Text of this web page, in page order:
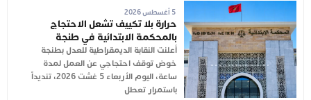
5 أغسطس 2026
حرارة بلا تكييف تشعل الاحتجاج
بالمحكمة الابتدائية في طنجة
أعلنت النقابة الديمقراطية للعدل بطنجة
خوض توقف احتجاجي عن العمل لمدة
ساعة، اليوم الأربعاء 5 غشت 2026، تنديداً
باستمرار تعطل